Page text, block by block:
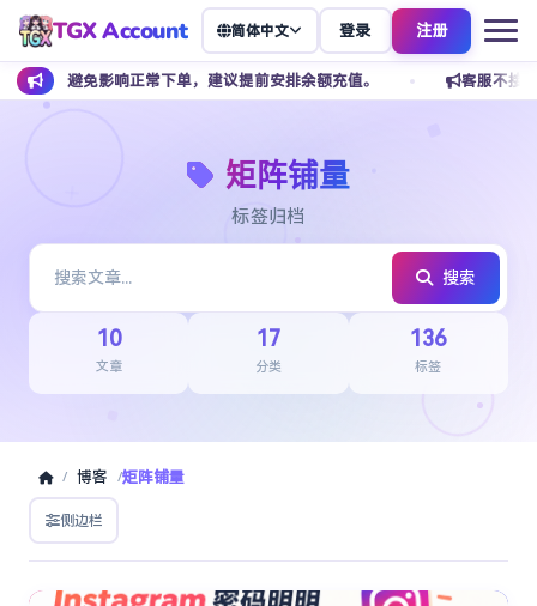
TGX Account 简体中文 登录 注册
影响正常下单，建议提前安排余额充值。 客服不接受任何私下
矩阵铺量
标签归档
搜索
10
文章
17
分类
136
标签
/ 博客 /矩阵铺量
侧边栏